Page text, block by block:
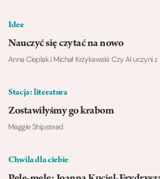
Idee
Nauczyć się czytać na nowo
Anna Cieplak i Michał Krzykawski: Czy AI uczyni
Stacja: literatura
Zostawiłyśmy go krabom
Maggie Shipstead
Chwila dla ciebie